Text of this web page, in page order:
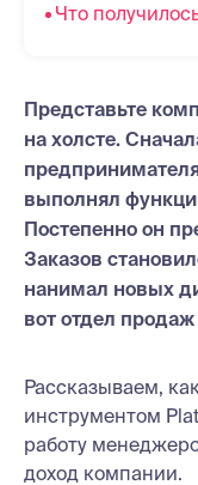
Что
Представьте
на холсте.
выполнял
Постепенно он
Заказов
нанимал новых
вот отдел
Рассказываем,
инструментом
работу
доход компании.